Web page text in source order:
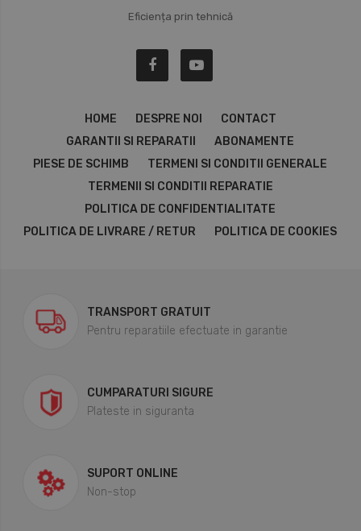
Eficiența prin tehnică
HOME DESPRE NOI
CONTACT
GARANTII SI REPARATII
ABONAMENTE
PIESE DE SCHIMB
TERMENI SI CONDITII GENERALE
TERMENII SI CONDITII REPARATIE
POLITICA DE CONFIDENTIALITATE
POLITICA DE LIVRARE / RETUR
POLITICA DE COOKIES
TRANSPORT GRATUIT
Pentru reparatiile efectuate in garantie
CUMPARATURI SIGURE
Plateste in siguranta
SUPORT ONLINE
Non-stop